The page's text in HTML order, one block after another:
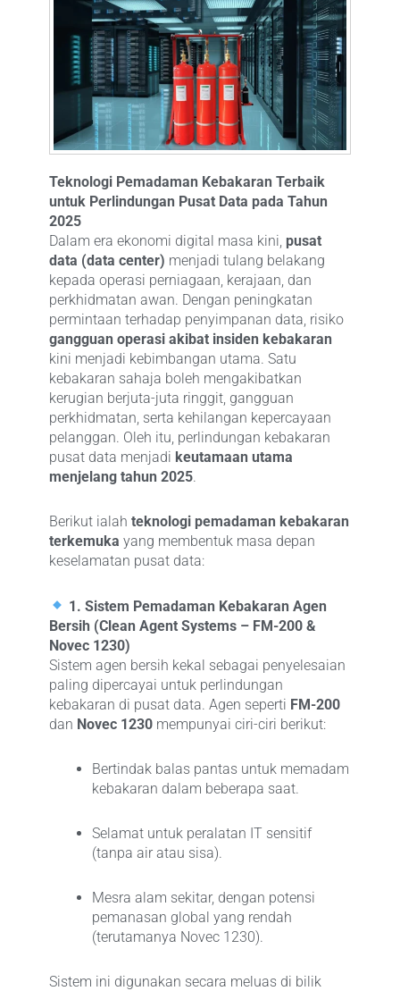
Teknologi Pemadaman Kebakaran Terbaik
untuk Perlindungan Pusat Data pada Tahun
2025
Dalam era ekonomi digital masa kini, pusat
data (data center) menjadi tulang belakang
kepada operasi perniagaan, kerajaan, dan
perkhidmatan awan. Dengan peningkatan
permintaan terhadap penyimpanan data, risiko
gangguan operasi akibat insiden kebakaran
kini menjadi kebimbangan utama. Satu
kebakaran sahaja boleh mengakibatkan
kerugian berjuta-juta ringgit, gangguan
perkhidmatan, serta kehilangan kepercayaan
pelanggan. Oleh itu, perlindungan kebakaran
pusat data menjadi keutamaan utama
menjelang tahun 2025.
Berikut ialah teknologi pemadaman kebakaran
terkemuka yang membentuk masa depan
keselamatan pusat data:
1. Sistem Pemadaman Kebakaran Agen
Bersih (Clean Agent Systems – FM-200 &
Novec 1230)
Sistem agen bersih kekal sebagai penyelesaian
paling dipercayai untuk perlindungan
kebakaran di pusat data. Agen seperti FM-200
dan Novec 1230 mempunyai ciri-ciri berikut:
Bertindak balas pantas untuk memadam
kebakaran dalam beberapa saat.
Selamat untuk peralatan IT sensitif
(tanpa air atau sisa).
Mesra alam sekitar, dengan potensi
pemanasan global yang rendah
(terutamanya Novec 1230).
Sistem ini digunakan secara meluas di bilik